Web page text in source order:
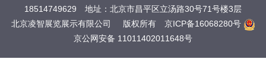
18514749629 地址：北京市昌平区立汤路30号71号楼3层
北京凌智展览展示有限公司
版权所有
京ICP备16068280号
京公网安备 11011402011648号